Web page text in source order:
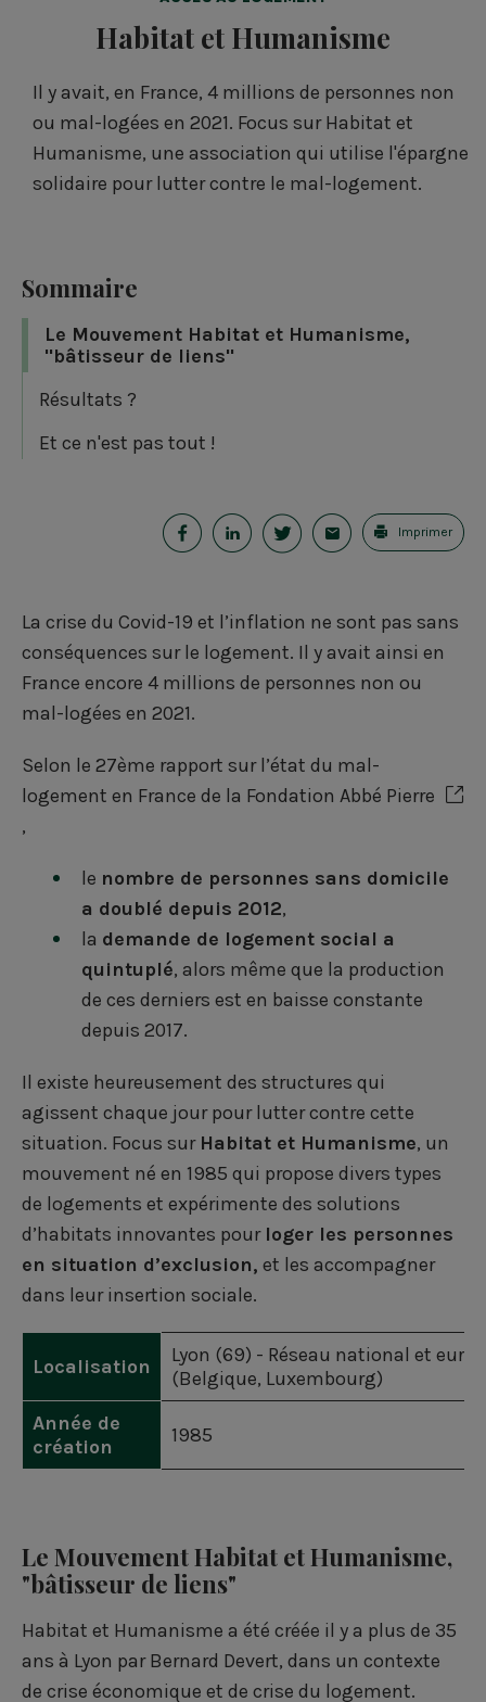
Habitat et Humanisme
Il y avait, en France, 4 millions de personnes non
ou mal-logées en 2021. Focus sur Habitat et
Humanisme, une association qui utilise l'épargne
solidaire pour lutter contre le mal-logement.
Sommaire
Le Mouvement Habitat et Humanisme,
"bâtisseur de liens"
Résultats ?
Et ce n'est pas tout !
P
r
t
a
g
e
r
u
r
F
a
c
e
b
o
o
k
P
r
t
a
e
r
u
r
L
i
k
e
d
i
n
P
r
t
a
e
r
u
r
T
w
t
t
e
r
E
m
a
i
Imprimer
La crise du Covid-19 et l’inflation ne sont pas sans
conséquences sur le logement. Il y avait ainsi en
France encore 4 millions de personnes non ou
mal-logées en 2021.
Selon le 27ème rapport sur l’état du mal-
logement en France de la Fondation Abbé Pierre
,
le nombre de personnes sans domicile
a doublé depuis 2012,
la demande de logement social a
quintuplé, alors même que la production
de ces derniers est en baisse constante
depuis 2017.
Il existe heureusement des structures qui
agissent chaque jour pour lutter contre cette
situation. Focus sur Habitat et Humanisme, un
mouvement né en 1985 qui propose divers types
de logements et expérimente des solutions
d’habitats innovantes pour loger les personnes
en situation d’exclusion, et les accompagner
dans leur insertion sociale.
Localisation
Lyon (69) - Réseau national et
(Belgique, Luxembourg)
Année de
création
1985
Le Mouvement Habitat et Humanisme,
"bâtisseur de liens"
Habitat et Humanisme a été créée il y a plus de 35
ans à Lyon par Bernard Devert, dans un contexte
de crise économique et de crise du logement.